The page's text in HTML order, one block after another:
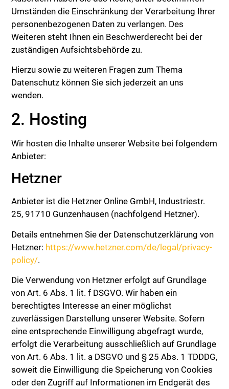
Umständen die Einschränkung der Verarbeitung Ihrer
personenbezogenen Daten zu verlangen. Des
Weiteren steht Ihnen ein Beschwerderecht bei der
zuständigen Aufsichtsbehörde zu.
Hierzu sowie zu weiteren Fragen zum Thema
Datenschutz können Sie sich jederzeit an uns
wenden.
2. Hosting
Wir hosten die Inhalte unserer Website bei folgendem
Anbieter:
Hetzner
Anbieter ist die Hetzner Online GmbH, Industriestr.
25, 91710 Gunzenhausen (nachfolgend Hetzner).
Details entnehmen Sie der Datenschutzerklärung von
Hetzner: https://www.hetzner.com/de/legal/privacy-
policy/.
Die Verwendung von Hetzner erfolgt auf Grundlage
von Art. 6 Abs. 1 lit. f DSGVO. Wir haben ein
berechtigtes Interesse an einer möglichst
zuverlässigen Darstellung unserer Website. Sofern
eine entsprechende Einwilligung abgefragt wurde,
erfolgt die Verarbeitung ausschließlich auf Grundlage
von Art. 6 Abs. 1 lit. a DSGVO und § 25 Abs. 1 TDDDG,
soweit die Einwilligung die Speicherung von Cookies
oder den Zugriff auf Informationen im Endgerät des